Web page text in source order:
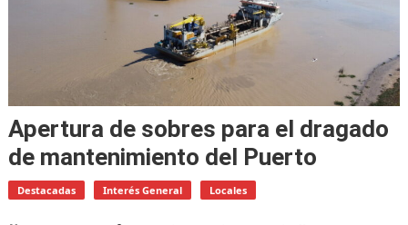
Apertura de sobres para el dragado
de mantenimiento del Puerto
Destacadas Interés General Locales